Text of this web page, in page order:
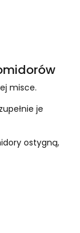
misce.
je
ostygną,